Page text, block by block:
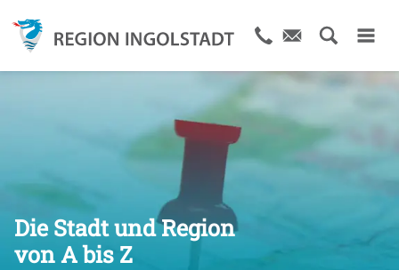
Die Stadt und Region
von A bis Z
Größter
Veranstaltungskalender
IN der Region